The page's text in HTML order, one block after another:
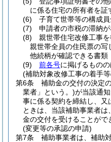
に係る住宅の所有者を証
(6)
子育て世帯等の構成
(7)
申請者の市税の滞納
(8)
親世帯住宅改修工事
親世帯全員の住民票の
他続柄が確認できる書類
(9)
前各号に掲げるもの
(補助対象改修工事の着手
第6条
補助金の交付の決定
業者」という。)が当該通
事に係る契約を締結し、又
ときは、当該補助事業者
金の交付を受けることがで
(変更等の承認の申請)
第7条
補助事業者は、補助